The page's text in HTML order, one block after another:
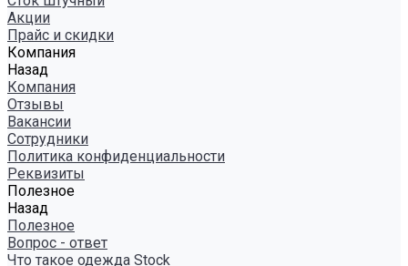
Акции
Прайс и скидки
Компания
Назад
Компания
Отзывы
Вакансии
Сотрудники
Политика конфиденциальности
Реквизиты
Полезное
Назад
Полезное
Вопрос - ответ
Что такое одежда Stock